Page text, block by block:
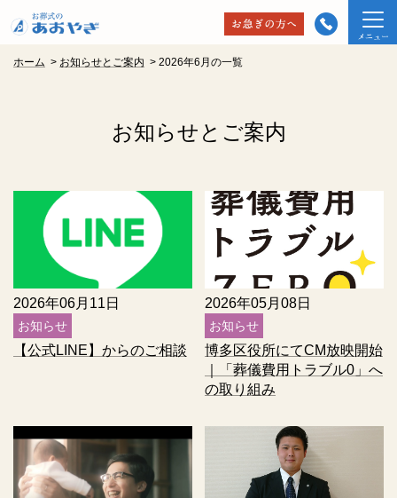
ホーム > お知らせとご案内 > 2026年6月の一覧
お知らせとご案内
2026年06月11日
お知らせ
【公式LINE】からのご相談
2026年05月08日
お知らせ
博多区役所にてCM放映開始
｜「葬儀費用トラブル0」へ
の取り組み